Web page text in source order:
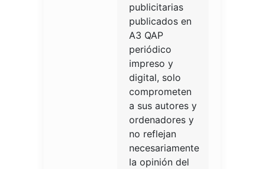
publicitarias
publicados en
A3 QAP
periódico
impreso y
digital, solo
comprometen
a sus autores y
ordenadores y
no reflejan
necesariamente
la opinión del